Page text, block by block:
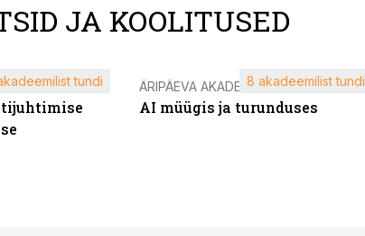
JA KOOLITUSED
tundi ÄRIPÄEVA AKADEEMIA
AI müügis ja turunduses
8 akadeemilist tundi